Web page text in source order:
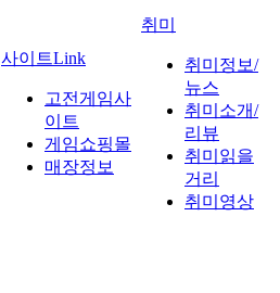
사이트Link
고전게임사
이트
게임쇼핑몰
매장정보
취미
취미정보/
뉴스
취미소개/
리뷰
취미읽을
거리
취미영상